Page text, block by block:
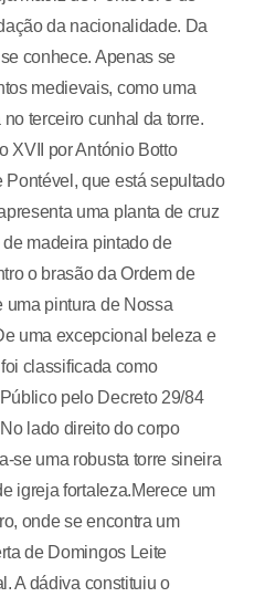
da nacionalidade. Da
conhece. Apenas se
medievais, como uma
terceiro cunhal da torre.
XVII por António Botto
Pontével, que está sepultado
uma planta de cruz
de madeira pintado de
o brasão da Ordem de
uma pintura de Nossa
uma excepcional beleza e
classificada como
pelo Decreto 29/84
lado direito do corpo
se uma robusta torre sineira
igreja fortaleza.Merece um
onde se encontra um
de Domingos Leite
A dádiva constituiu o